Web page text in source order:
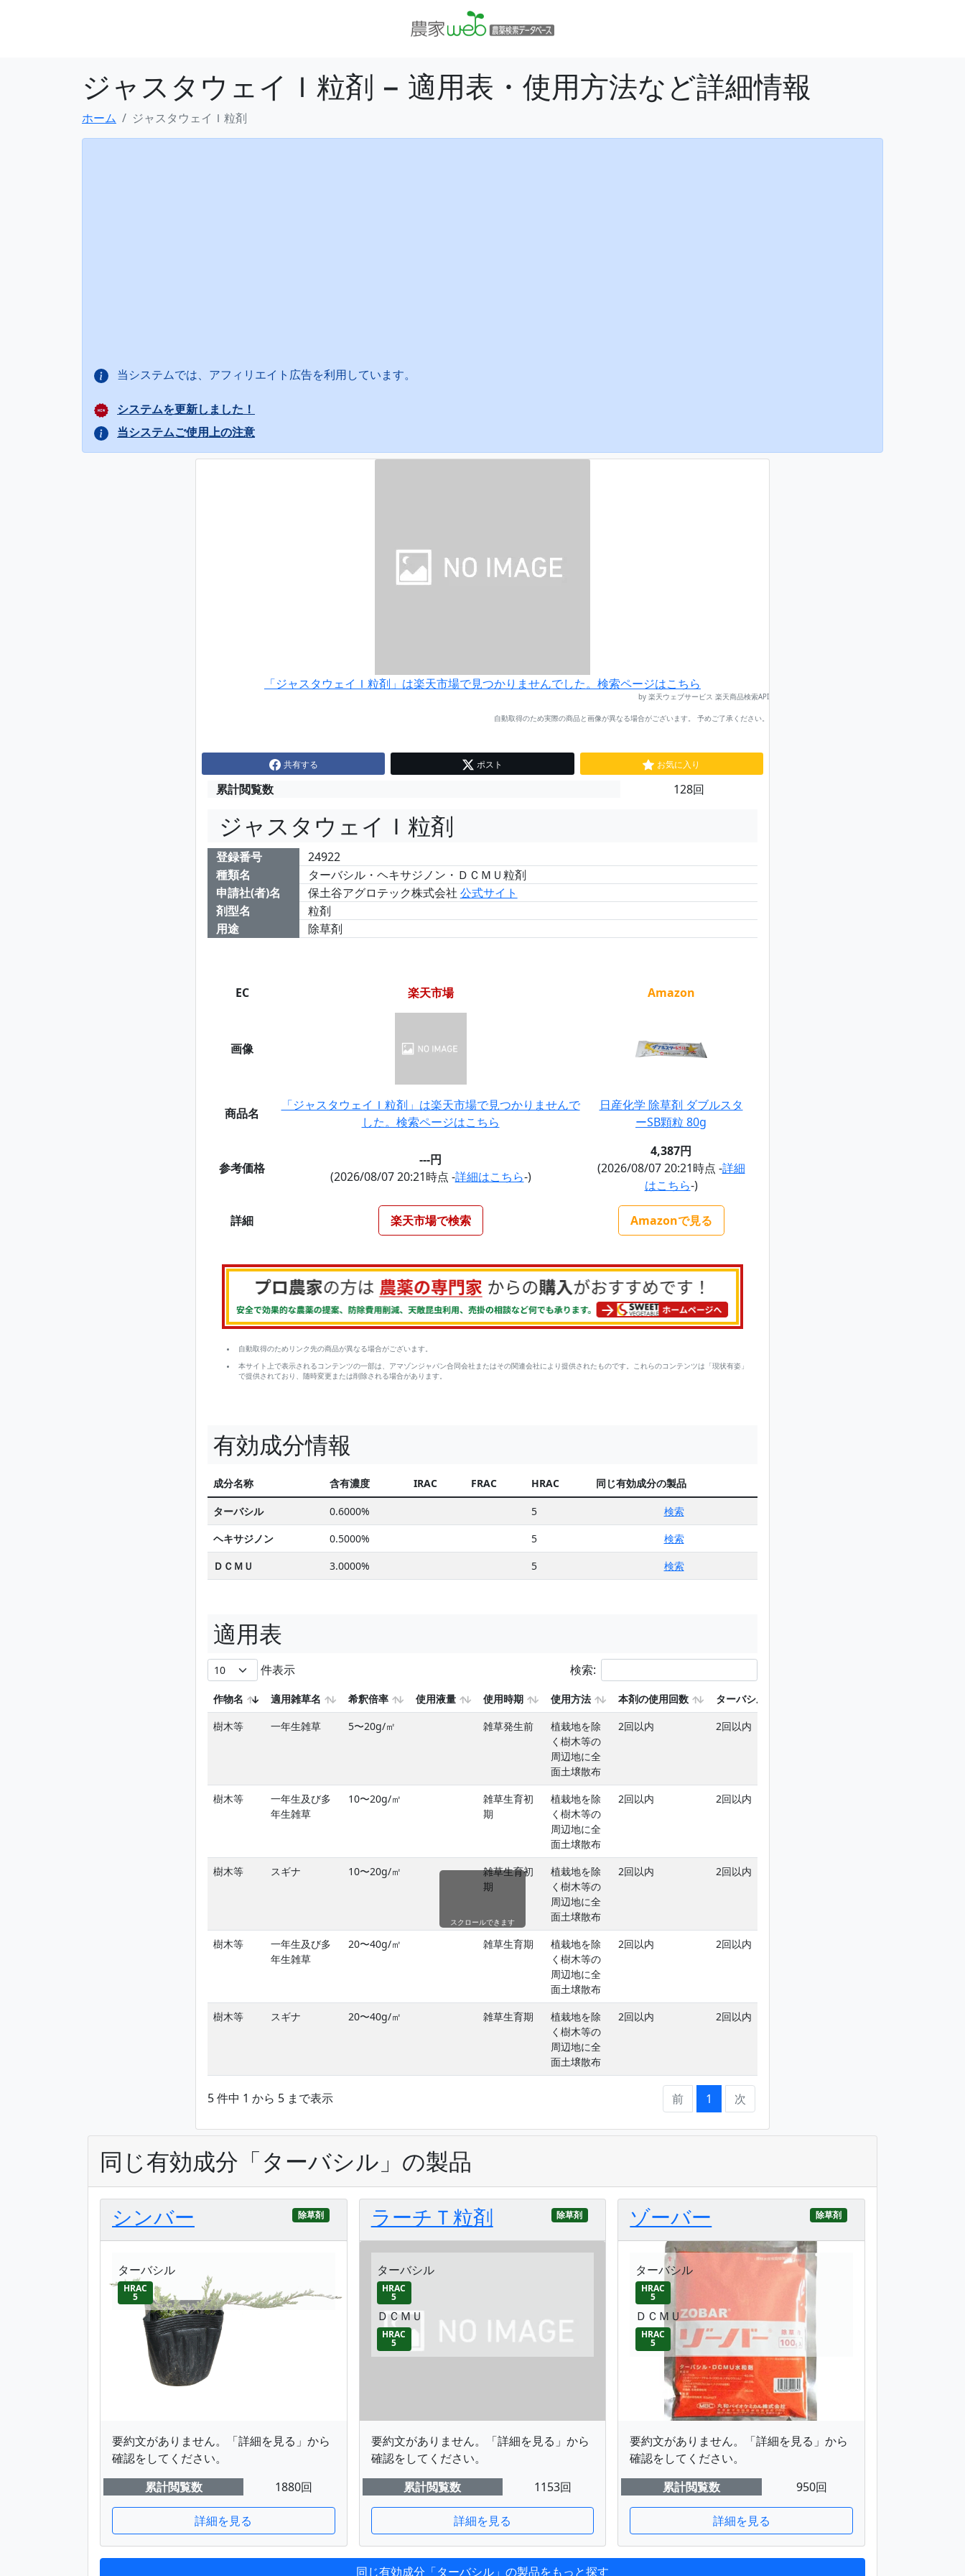
ジャスタウェイＩ粒剤 − 適用表・使用方法など詳細情報
ホーム ジャスタウェイＩ粒剤
当システムでは、アフィリエイト広告を利用しています。
システムを更新しました！
当システムご使用上の注意
「ジャスタウェイＩ粒剤」は楽天市場で見つかりませんでした。検索ページはこちら
by 楽天ウェブサービス 楽天商品検索API
自動取得のため実際の商品と画像が異なる場合がございます。 予めご了承ください。
共有する ポスト お気に入り
累計閲覧数 128回
ジャスタウェイＩ粒剤
登録番号
24922
種類名
ターバシル・ヘキサジノン・ＤＣＭＵ粒剤
申請社(者)名
保土谷アグロテック株式会社 公式サイト
剤型名
粒剤
用途
除草剤
EC 楽天市場 Amazon
画像
商品名
「ジャスタウェイＩ粒剤」は楽天市場で見つかりませんで
した。検索ページはこちら
日産化学 除草剤 ダブルスタ
ーSB顆粒 80g
参考価格
---円
(2026/08/07 20:21時点 -詳細はこちら-)
4,387円
(2026/08/07 20:21時点 -詳細
はこちら-)
詳細 楽天市場で検索 Amazonで見る
自動取得のためリンク先の商品が異なる場合がございます。
本サイト上で表示されるコンテンツの一部は、アマゾンジャパン合同会社またはその関連会社により提供されたものです。これらのコンテンツは「現状有姿」
で提供されており、随時変更または削除される場合があります。
有効成分情報
成分名称 含有濃度 IRAC FRAC HRAC 同じ有効成分の製品
ターバシル 0.6000% 5
検索
ヘキサジノン
0.5000% 5
検索
ＤＣＭＵ
3.0000% 5 検索
適用表
件表示 検索:
作物名 適用雑草名 希釈倍率 使用液量 使用時期 使用方法 本剤の使用回数 ターバシルを含む使用回数
樹木等
一年生雑草 5〜20g/㎡ 雑草発生前
植栽地を除
く樹木等の
周辺地に全
面土壌散布
2回以内 2回以内
樹木等
一年生及び多
年生雑草
10〜20g/㎡
雑草生育初
期
植栽地を除
く樹木等の
周辺地に全
面土壌散布
2回以内 2回以内
樹木等 スギナ 10〜20g/㎡
雑草生育初
期
植栽地を除
く樹木等の
周辺地に全
面土壌散布
2回以内 2回以内
樹木等
一年生及び多
年生雑草
20〜40g/㎡ 雑草生育期
植栽地を除
く樹木等の
周辺地に全
面土壌散布
2回以内 2回以内
樹木等 スギナ 20〜40g/㎡ 雑草生育期
植栽地を除
く樹木等の
周辺地に全
面土壌散布
2回以内 2回以内
5 件中 1 から 5 まで表示 前 1 次
スクロールできます
同じ有効成分「ターバシル」の製品
シンバー 除草剤
ターバシル
HRAC
5
要約文がありません。「詳細を見る」から
確認をしてください。
累計閲覧数
1880回
詳細を見る
ラーチＴ粒剤 除草剤
ターバシル
HRAC
5
ＤＣＭＵ
HRAC
5
要約文がありません。「詳細を見る」から
確認をしてください。
累計閲覧数
1153回
詳細を見る
ゾーバー 除草剤
ターバシル
HRAC
5
ＤＣＭＵ
HRAC
5
要約文がありません。「詳細を見る」から
確認をしてください。
累計閲覧数
950回
詳細を見る
同じ有効成分「ターバシル」の製品をもっと探す